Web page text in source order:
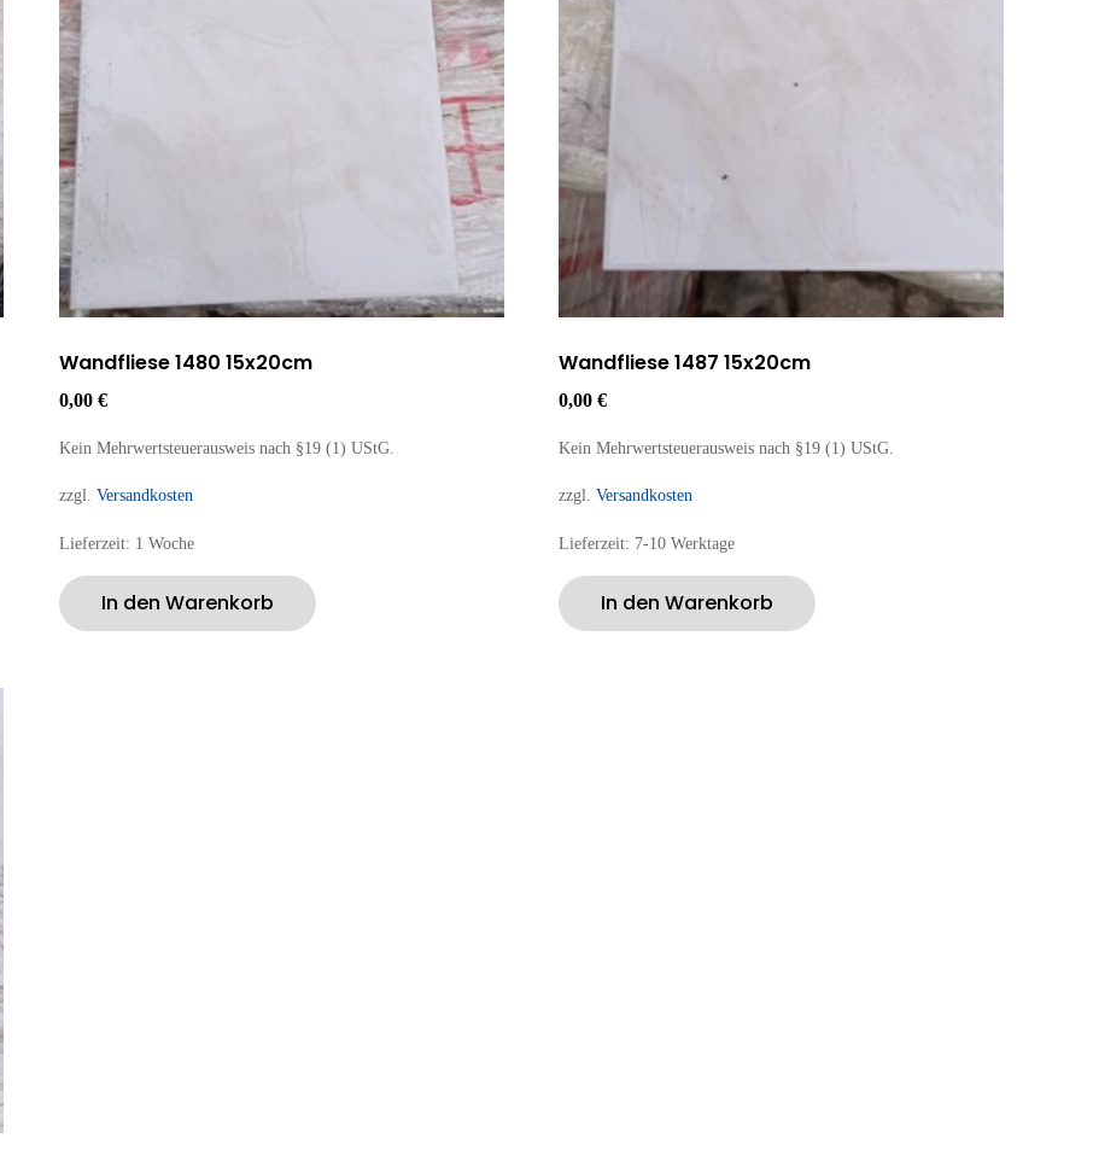
Wandfliese 1480 15x20cm
0,00 €
Kein Mehrwertsteuerausweis nach §19 (1) UStG.
zzgl. Versandkosten
Lieferzeit: 1 Woche
In den Warenkorb
Wandfliese 1487 15x20cm
0,00€
Kein Mehrwertsteuerausweis nach §19 (1) UStG.
zzgl.Versandkosten
Lieferzeit: 7-10 Werktage
In den Warenkorb